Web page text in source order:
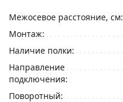
Межосевое расстояние, см:
Монтаж:
Наличие полки:
Направление
подключения:
Поворотный: